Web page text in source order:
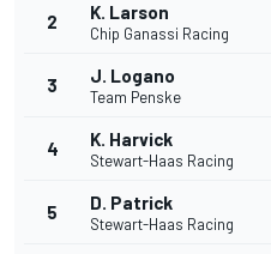
2 K. Larson
Chip Ganassi Racing
3 J. Logano
Team Penske
4 K. Harvick
Stewart-Haas Racing
5 D. Patrick
Stewart-Haas Racing